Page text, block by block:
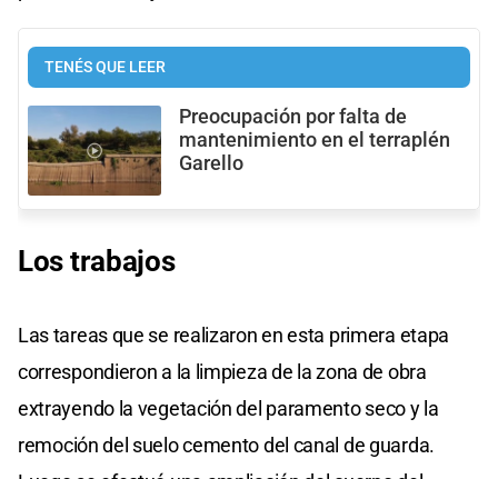
TENÉS QUE LEER
Preocupación por falta de
mantenimiento en el terraplén
Garello
Los trabajos
Las tareas que se realizaron en esta primera etapa
correspondieron a la limpieza de la zona de obra
extrayendo la vegetación del paramento seco y la
remoción del suelo cemento del canal de guarda.